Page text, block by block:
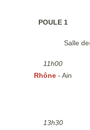
POULE 1
Salle
11h00
Rhône - Ain
13h30